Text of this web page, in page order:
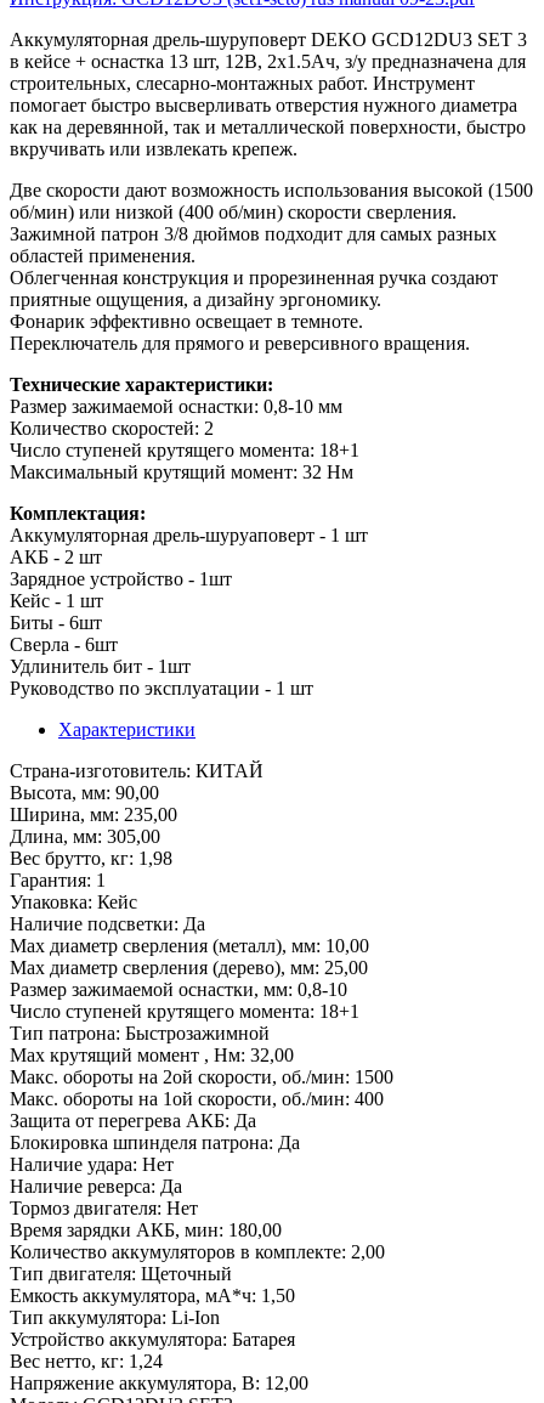
Аккумуляторная дрель-шуруповерт DEKO GCD12DU3 SET 3
в кейсе + оснастка 13 шт, 12В, 2х1.5Ач, з/у предназначена для
строительных, слесарно-монтажных работ. Инструмент
помогает быстро высверливать отверстия нужного диаметра
как на деревянной, так и металлической поверхности, быстро
вкручивать или извлекать крепеж.
Две скорости дают возможность использования высокой (1500
об/мин) или низкой (400 об/мин) скорости сверления.
Зажимной патрон 3/8 дюймов подходит для самых разных
областей применения.
Облегченная конструкция и прорезиненная ручка создают
приятные ощущения, а дизайну эргономику.
Фонарик эффективно освещает в темноте.
Переключатель для прямого и реверсивного вращения.
Технические характеристики:
Размер зажимаемой оснастки: 0,8-10 мм
Количество скоростей: 2
Число ступеней крутящего момента: 18+1
Максимальный крутящий момент: 32 Нм
Комплектация:
Аккумуляторная дрель-шуруаповерт - 1 шт
АКБ - 2 шт
Зарядное устройство - 1шт
Кейс - 1 шт
Биты - 6шт
Сверла - 6шт
Удлинитель бит - 1шт
Руководство по эксплуатации - 1 шт
Характеристики
Страна-изготовитель: КИТАЙ
Высота, мм: 90,00
Ширина, мм: 235,00
Длина, мм: 305,00
Вес брутто, кг: 1,98
Гарантия: 1
Упаковка: Кейс
Наличие подсветки: Да
Max диаметр сверления (металл), мм: 10,00
Max диаметр сверления (дерево), мм: 25,00
Размер зажимаемой оснастки, мм: 0,8-10
Число ступеней крутящего момента: 18+1
Тип патрона: Быстрозажимной
Max крутящий момент , Нм: 32,00
Макс. обороты на 2ой скорости, об./мин: 1500
Макс. обороты на 1ой скорости, об./мин: 400
Защита от перегрева АКБ: Да
Блокировка шпинделя патрона: Да
Наличие удара: Нет
Наличие реверса: Да
Тормоз двигателя: Нет
Время зарядки АКБ, мин: 180,00
Количество аккумуляторов в комплекте: 2,00
Тип двигателя: Щеточный
Емкость аккумулятора, мА*ч: 1,50
Тип аккумулятора: Li-Ion
Устройство аккумулятора: Батарея
Вес нетто, кг: 1,24
Напряжение аккумулятора, В: 12,00